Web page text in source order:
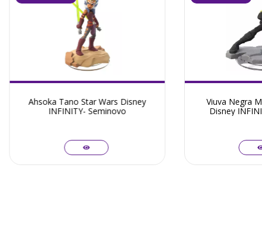
Ahsoka Tano Star Wars Disney
INFINITY- Seminovo
Viuva Negra
Disney